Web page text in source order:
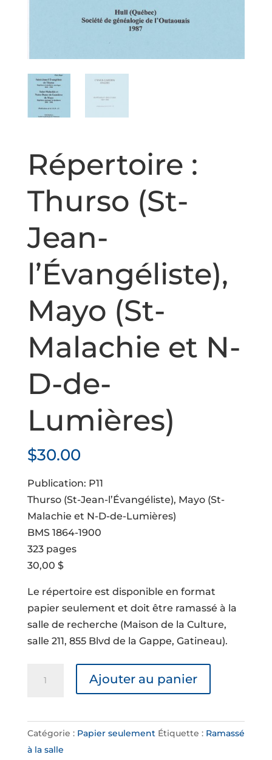
Répertoire :
Thurso (St-
Jean-
l’Évangéliste),
Mayo (St-
Malachie et N-
D-de-
Lumières)
$30.00
Publication: P11
Thurso (St-Jean-l’Évangéliste), Mayo (St-
Malachie et N-D-de-Lumières)
BMS 1864-1900
323 pages
30,00 $
Le répertoire est disponible en format
papier seulement et doit être ramassé à la
salle de recherche (Maison de la Culture,
salle 211, 855 Blvd de la Gappe, Gatineau).
:
Thurso
(St-
Ajouter au panier
Catégorie : Papier seulement Étiquette : Ramassé
à la salle